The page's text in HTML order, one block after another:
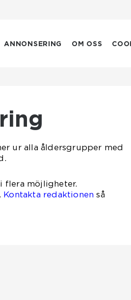
ANNONSERING OM OSS
ur alla åldersgrupper med
flera möjligheter.
Kontakta redaktionen så